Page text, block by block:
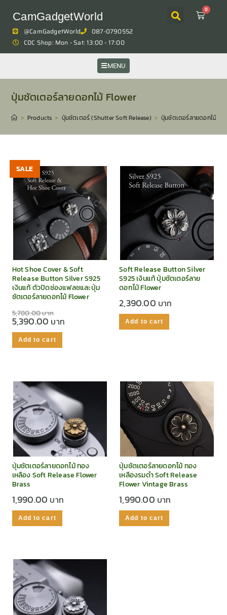
CamGadgetWorld
0
@CamGadgetWorld
087-0790552
CDC Shop: Mon - Sat: 13:00 - 17:00
MENU
ปุ่มชัตเตอร์ลายดอกไม้ Flower
> Products > ปุ่มชัตเตอร์ (Shutter Soft Release) > ปุ่มชัตเตอร์ลายดอกไม้
SALE
Hot Shoe Cover & Soft
Release Button Silver S925
เงินแท้ ตัวปิดช่องแฟลชและปุ่ม
ชัตเตอร์ลายดอกไม้ Flower
5,780.00
5,390.00
Add to cart
Soft Release Button Silver
S925 เงินแท้ ปุ่มชัตเตอร์ลาย
ดอกไม้ Flower
2,390.00
Add to cart
ปุ่มชัตเตอร์ลายดอกไม้ ทอง
เหลือง Soft Release Flower
Brass
1,990.00
Add to cart
ปุ่มชัตเตอร์ลายดอกไม้ ทอง
เหลืองรมดำ Soft Release
Flower Vintage Brass
1,990.00
Add to cart